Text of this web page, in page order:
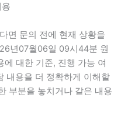
면 문의 전에 현재 상황을
년07월06일 09시44분 원
대한 기준, 진행 가능 여
내용을 더 정확하게 이해할
부분을 놓치거나 같은 내용